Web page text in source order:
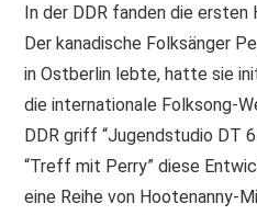
In der DDR fanden die
Der kanadische Folksänger
in Ostberlin lebte, hatte sie
die internationale Folksong-
DDR griff “Jugendstudio DT
“Treff mit Perry” diese
eine Reihe von Hootenanny-